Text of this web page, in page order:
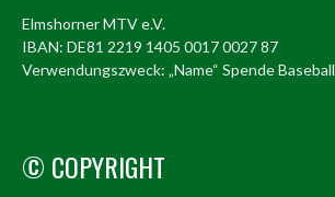
Elmshorner MTV e.V.
IBAN: DE81 2219 1405 0017 0027 87
Verwendungszweck: „Name“ Spende Baseball
© COPYRIGHT